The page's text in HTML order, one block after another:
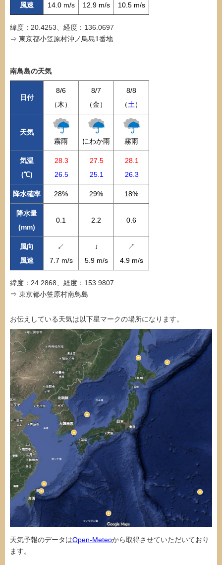
風速
14.0 m/s
12.9 m/s
10.5 m/s
緯度：20.4253、経度：136.0697
⇒ 東京都小笠原村沖ノ鳥島1番地
南鳥島の天気
日付
8/6
（木）
8/7
（金）
8/8
（土）
天気
霧雨
にわか雨 霧雨
気温
(℃)
28.3
26.5
27.5
25.1
28.1
26.3
降水確率 28% 29% 18%
降水量
(mm)
0.1 2.2 0.6
風向
風速
↙
7.7 m/s
↓
5.9 m/s
↗
4.9 m/s
緯度：24.2868、経度：153.9807
⇒ 東京都小笠原村南鳥島
お伝えしている天気は以下星マークの場所になります。
天気予報のデータはOpen-Meteoから取得させていただいており
ます。